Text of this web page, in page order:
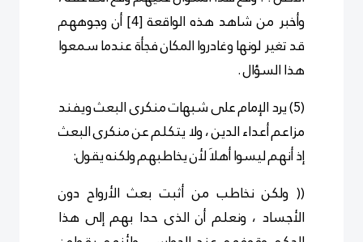
وأخبر من شاهد هذه الواقعة[4]
أن وجوههم
قد تغير لونها وغادروا المكان فجأة عندما سمعوا
هذا السؤال .
(5) يرد الإمام على شبهات منكرى البعث ويفند
مزاعم أعداء الدين ، ولا يتكلم عن منكرى البعث
إذ أنهم ليسوا أهلاَ لأن يخاطبهم ولكنه يقول:
(( ولكن نخاطب من أثبت بعث الأرواح دون
الأجساد ، ونعلم أن الذى حدا بهم إلى هذا